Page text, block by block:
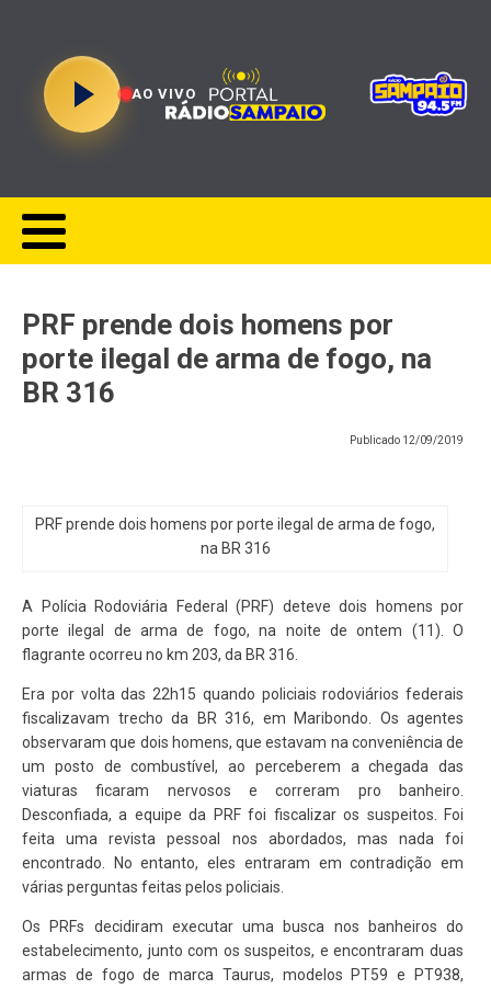
AO VIVO
PRF prende dois homens por
porte ilegal de arma de fogo, na
BR 316
Publicado 12/09/2019
PRF prende dois homens por porte ilegal de arma de fogo,
na BR 316
A Polícia Rodoviária Federal (PRF) deteve dois homens por
porte ilegal de arma de fogo, na noite de ontem (11). O
flagrante ocorreu no km 203, da BR 316.
Era por volta das 22h15 quando policiais rodoviários federais
fiscalizavam trecho da BR 316, em Maribondo. Os agentes
observaram que dois homens, que estavam na conveniência de
um posto de combustível, ao perceberem a chegada das
viaturas ficaram nervosos e correram pro banheiro.
Desconfiada, a equipe da PRF foi fiscalizar os suspeitos. Foi
feita uma revista pessoal nos abordados, mas nada foi
encontrado. No entanto, eles entraram em contradição em
várias perguntas feitas pelos policiais.
Os PRFs decidiram executar uma busca nos banheiros do
estabelecimento, junto com os suspeitos, e encontraram duas
armas de fogo de marca Taurus, modelos PT59 e PT938,